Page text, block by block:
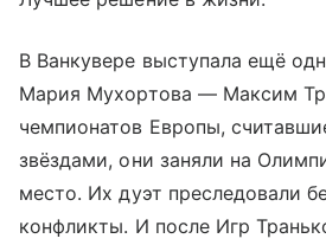
В Ванкувере выступала ещё
Мария Мухортова — Максим
чемпионатов Европы,
звёздами, они заняли на
место. Их дуэт преследовали
конфликты. И после Игр